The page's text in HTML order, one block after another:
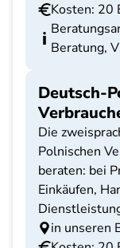
Kosten: 20
Beratung,
Deutsch-
Die
Polnischen
beraten: bei
Einkäufen,
in unseren